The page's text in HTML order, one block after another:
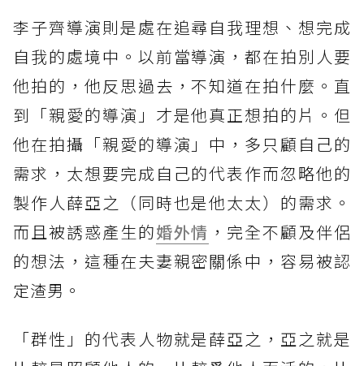
李子齊導演則是處在追尋自我理想、想完成
自我的處境中。以前當導演，都在拍別人要
他拍的，他反思過去，不知道在拍什麼。直
到「親愛的導演」才是他真正想拍的片。但
他在拍攝「親愛的導演」中，多只顧自己的
需求，太想要完成自己的代表作而忽略他的
製作人薛亞之（同時也是他太太）的需求。
而且被誘惑產生的婚外情 ，完全不顧及伴侶
的想法，這種在夫妻親密關係中，容易被認
定渣男。
「群性」的代表人物就是薛亞之，亞之就是